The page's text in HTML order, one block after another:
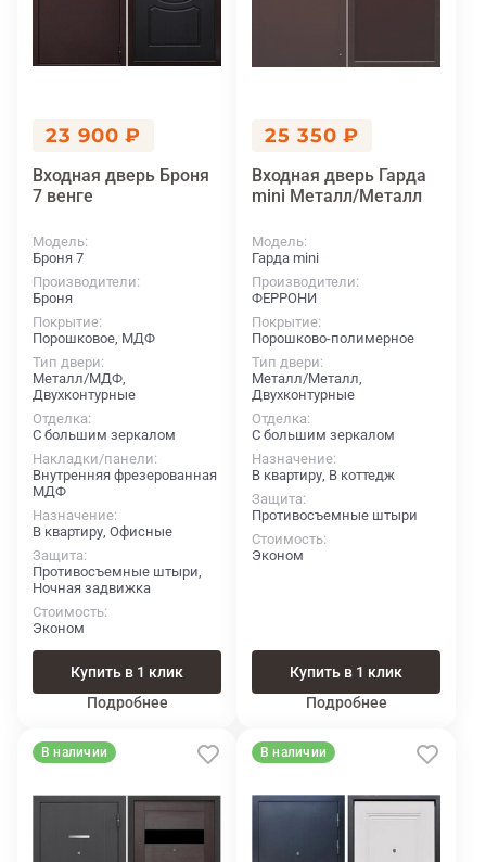
23 900 ₽
Входная дверь Броня
7 венге
Модель
Броня 7
Производители
Броня
Покрытие
Порошковое, МДФ
Тип двери
Металл/МДФ,
Двухконтурные
Отделка
С большим зеркалом
Накладки/панели
Внутренняя фрезерованная
МДФ
Назначение
В квартиру, Офисные
Защита
Противосъемные штыри,
Ночная задвижка
Стоимость
Эконом
Купить в 1 клик
Подробнее
25 350 ₽
Входная дверь Гарда
mini Металл/Металл
Модель
Гарда mini
Производители
ФЕРРОНИ
Покрытие
Порошково-полимерное
Тип двери
Металл/Металл,
Двухконтурные
Отделка
С большим зеркалом
Назначение
В квартиру, В коттедж
Защита
Противосъемные штыри
Стоимость
Эконом
Купить в 1 клик
Подробнее
В наличии В наличии